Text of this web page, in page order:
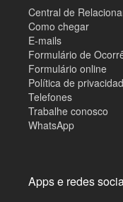
Central de
Como chegar
E-mails
Formulário de
Formulário online
Política de
Telefones
Trabalhe conosco
WhatsApp
Apps e redes